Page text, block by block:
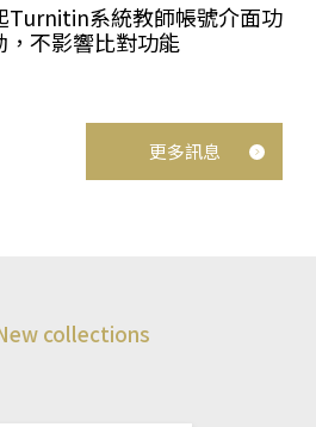
Turnitin系統教師帳號介面功
，不影響比對功能
更多訊息
collections